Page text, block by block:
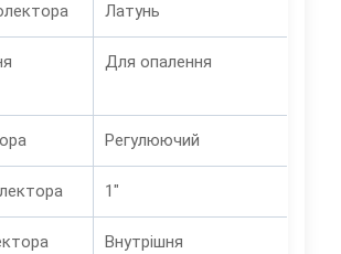
Латунь
Для опалення
Регулюючий
1"
Внутрішня